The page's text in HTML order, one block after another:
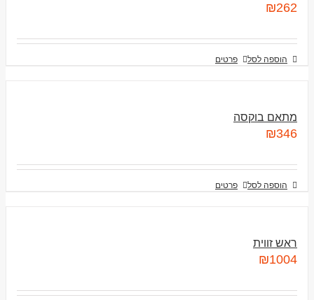
₪262
הוספה לסל פרטים
מתאם בוקסה
₪346
הוספה לסל פרטים
ראש זווית
₪1004